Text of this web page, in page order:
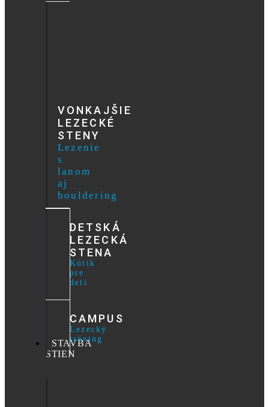
VONKAJŠIE
LEZECKÉ
STENY
Lezenie
s
lanom
aj
bouldering
DETSKÁ
LEZECKÁ
STENA
Kútik
pre
deti
CAMPUS
Lezecký
tréning
STAVBA
STIEN